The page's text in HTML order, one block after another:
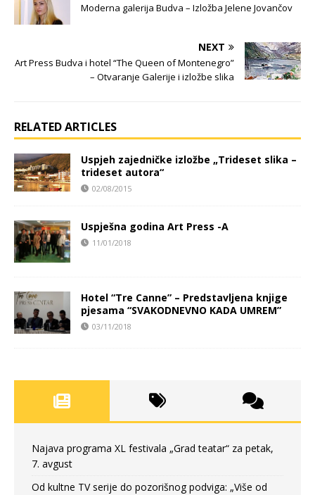
Moderna galerija Budva – Izložba Jelene Jovančov
NEXT
Art Press Budva i hotel “The Queen of Montenegro”
– Otvaranje Galerije i izložbe slika
RELATED ARTICLES
Uspjeh zajedničke izložbe „Trideset slika –
trideset autora“
02/08/2015
Uspješna godina Art Press -A
11/01/2018
Hotel “Tre Canne” – Predstavljena knjige
pjesama “SVAKODNEVNO KADA UMREM”
03/11/2018
Najava programa XL festivala „Grad teatar“ za petak,
7. avgust
Od kultne TV serije do pozorišnog podviga: „Više od